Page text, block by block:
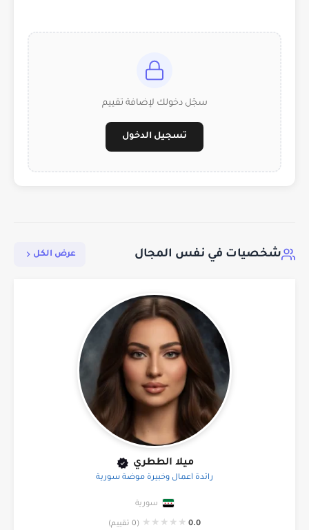
سجّل دخولك لإضافة تقييم
تسجيل الدخول
شخصيات في نفس المجال عرض الكل
ميلا الططري
رائدة أعمال وخبيرة موضة سورية
سورية
0.0
★
★
★
★
★ (0 تقييم)